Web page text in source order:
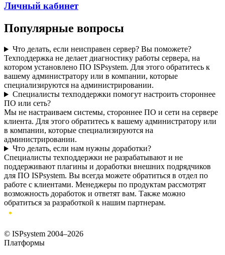
Личный кабинет
Популярные вопросы
Что делать, если неисправен сервер? Вы поможете?
Техподдержка не делает диагностику работы сервера, на
котором установлено ПО ISPsystem. Для этого обратитесь к
вашему администратору или в компании, которые
специализируются на администрировании.
Специалисты техподдержки помогут настроить стороннее
ПО или сеть?
Мы не настраиваем системы, стороннее ПО и сети на сервере
клиента. Для этого обратитесь к вашему администратору или
в компании, которые специализируются на
администрировании.
Что делать, если нам нужны доработки?
Специалисты техподдержки не разрабатывают и не
поддерживают плагины и доработки внешних подрядчиков
для ПО ISPsystem. Вы всегда можете обратиться в отдел по
работе с клиентами. Менеджеры по продуктам рассмотрят
возможность доработок и ответят вам. Также можно
обратиться за разработкой к нашим партнерам.
© ISPsystem 2004–2026
Платформы